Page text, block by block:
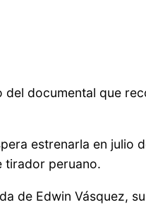
del documental que
estrenarla en julio
tirador peruano.
de Edwin Vásquez,